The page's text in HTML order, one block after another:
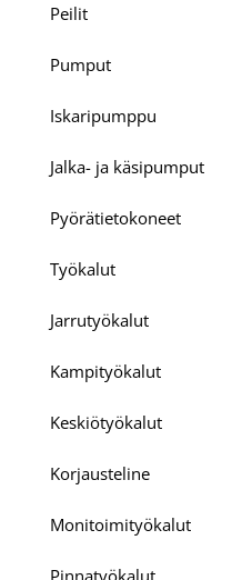
Peilit
Pumput
Iskaripumppu
Jalka- ja käsipumput
Pyörätietokoneet
Työkalut
Jarrutyökalut
Kampityökalut
Keskiötyökalut
Korjausteline
Monitoimityökalut
Pinnatyökalut